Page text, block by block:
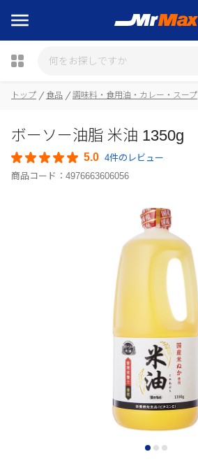
トップ 食品 調味料・食用油・カレー・スープ
ボーソー油脂 米油 1350g
5.0 4件のレビュー
商品コード： 4976663606056